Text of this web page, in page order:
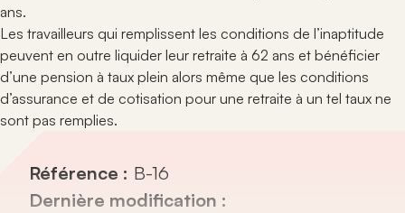
ans.
Les travailleurs qui remplissent les conditions de l’inaptitude
peuvent en outre liquider leur retraite à 62 ans et bénéficier
d’une pension à taux plein alors même que les conditions
d’assurance et de cotisation pour une retraite à un tel taux ne
sont pas remplies.
Référence : B-16
Dernière modification :